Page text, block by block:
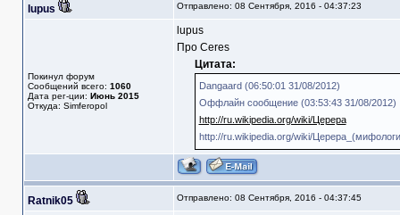
lupus Отправлено: 08 Сентября, 2016 - 04:37:23
Покинул форум
Сообщений всего: 1060
Дата рег-ции: Июнь 2015
Откуда: Simferopol
lupus
Про Ceres
Цитата:
Dangaard (06:50:01 31/08/2012)
Оффлайн сообщение (03:53:43 31/08/2012)
http://ru.wikipedia.org/wiki/Церера
http://ru.wikipedia.org/wiki/
Ratnik05 Отправлено: 08 Сентября, 2016 - 04:37:45